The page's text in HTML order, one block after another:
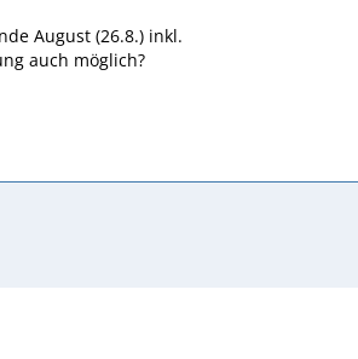
August (26.8.) inkl.
auch möglich?